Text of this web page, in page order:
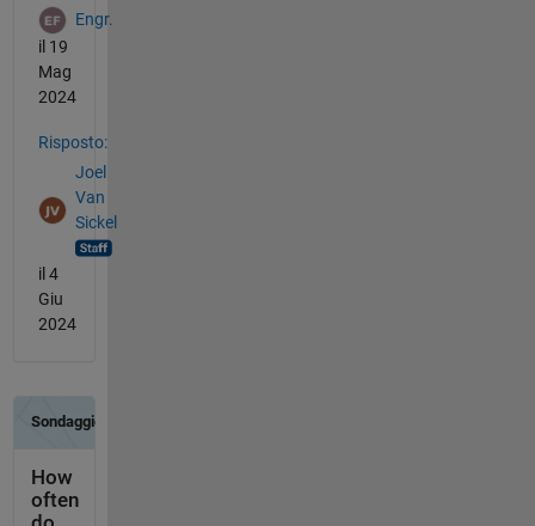
Engr.
il 19
Mag
2024
Risposto:
Joel
Van
Sickel
il 4
Giu
2024